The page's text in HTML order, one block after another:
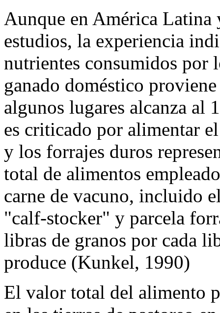
Aunque en América Latina
estudios, la experiencia
nutrientes consumidos por
ganado doméstico
algunos lugares alcanza al
es criticado por alimentar
y los forrajes duros
total de alimentos
carne de vacuno, incluido
"calf-stocker" y parcela
libras de granos por cada
produce (Kunkel, 1990)
El valor total del alimento